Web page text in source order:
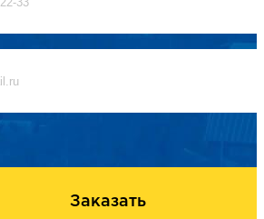
Заказать